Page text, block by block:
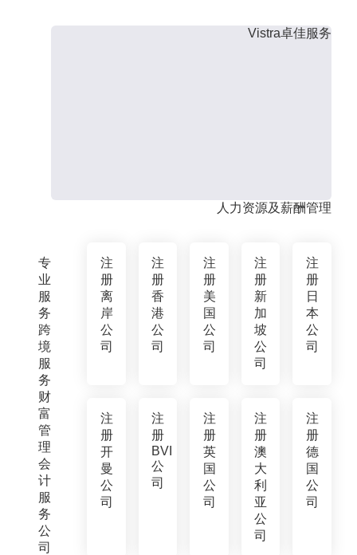
专
业
服
务
跨
境
服
务
财
富
管
理
会
计
服
务
公
司
Vistra卓佳服务
人力资源及薪酬管理
注
册
离
岸
公
司
注
册
香
港
公
司
注
册
美
国
公
司
注
册
新
加
坡
公
司
注
册
日
本
公
司
注
册
开
曼
公
司
注
册
BVI
公
司
注
册
英
国
公
司
注
册
澳
大
利
亚
公
司
注
册
德
国
公
司